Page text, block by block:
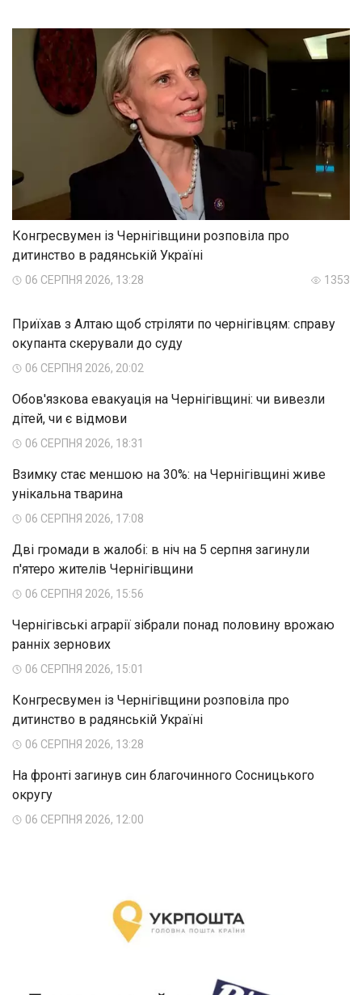
Конгресвумен із Чернігівщини розповіла про
дитинство в радянській Україні
06 СЕРПНЯ 2026, 13:28 1353
Приїхав з Алтаю щоб стріляти по чернігівцям: справу
окупанта скерували до суду
06 СЕРПНЯ 2026, 20:02
Обов'язкова евакуація на Чернігівщині: чи вивезли
дітей, чи є відмови
06 СЕРПНЯ 2026, 18:31
Взимку стає меншою на 30%: на Чернігівщині живе
унікальна тварина
06 СЕРПНЯ 2026, 17:08
Дві громади в жалобі: в ніч на 5 серпня загинули
п'ятеро жителів Чернігівщини
06 СЕРПНЯ 2026, 15:56
Чернігівські аграрії зібрали понад половину врожаю
ранніх зернових
06 СЕРПНЯ 2026, 15:01
Конгресвумен із Чернігівщини розповіла про
дитинство в радянській Україні
06 СЕРПНЯ 2026, 13:28
На фронті загинув син благочинного Сосницького
округу
06 СЕРПНЯ 2026, 12:00